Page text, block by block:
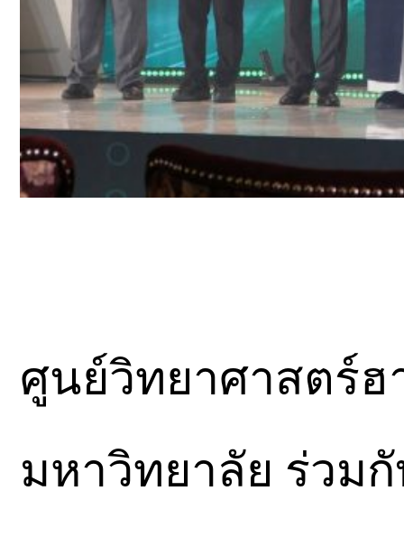
ศูนย์วิทยาศาสตร์
มหาวิทยาลัย ร่วม